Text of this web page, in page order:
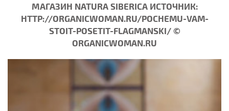
МАГАЗИН NATURA SIBERICA ИСТОЧНИК:
HTTP://ORGANICWOMAN.RU/POCHEMU-VAM-
STOIT-POSETIT-FLAGMANSKI/ ©
ORGANICWOMAN.RU